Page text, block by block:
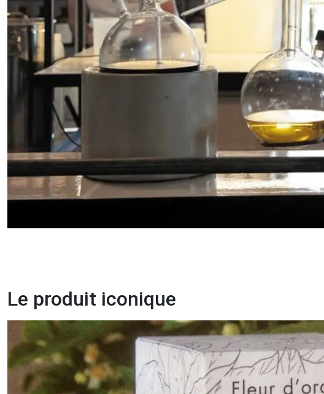
Le produit iconique